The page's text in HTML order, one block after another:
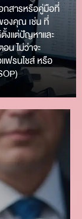
กสารหรือคู่มือที่
องคุณ เช่น ที่
งแต่ปัญหาและ
น ไม่ว่าจะ
ฟรนไชส์ หรือ